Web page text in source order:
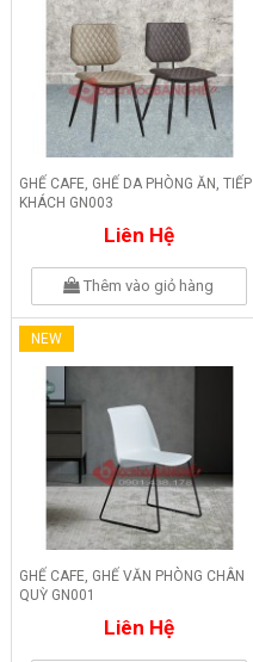
GHẾ CAFE, GHẾ DA PHÒNG ĂN, TIẾP
KHÁCH GN003
Liên Hệ
Thêm vào giỏ hàng
NEW
GHẾ CAFE, GHẾ VĂN PHÒNG CHÂN
QUỲ GN001
Liên Hệ